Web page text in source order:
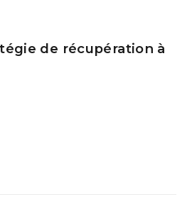
de récupération à